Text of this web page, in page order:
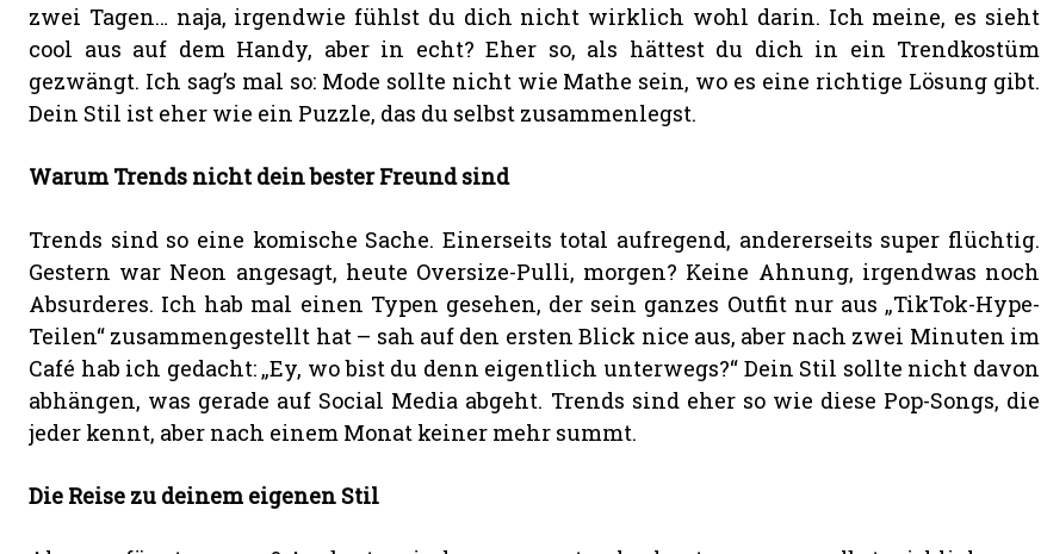
zwei Tagen… naja, irgendwie fühlst du dich nicht wirklich wohl darin. Ich meine, es sieht
cool aus auf dem Handy, aber in echt? Eher so, als hättest du dich in ein Trendkostüm
gezwängt. Ich sag’s mal so: Mode sollte nicht wie Mathe sein, wo es eine richtige Lösung gibt.
Dein Stil ist eher wie ein Puzzle, das du selbst zusammenlegst.
Warum Trends nicht dein bester Freund sind
Trends sind so eine komische Sache. Einerseits total aufregend, andererseits super flüchtig.
Gestern war Neon angesagt, heute Oversize-Pulli, morgen? Keine Ahnung, irgendwas noch
Absurderes. Ich hab mal einen Typen gesehen, der sein ganzes Outfit nur aus „TikTok-Hype-
Teilen“ zusammengestellt hat – sah auf den ersten Blick nice aus, aber nach zwei Minuten im
Café hab ich gedacht: „Ey, wo bist du denn eigentlich unterwegs?“ Dein Stil sollte nicht davon
abhängen, was gerade auf Social Media abgeht. Trends sind eher so wie diese Pop-Songs, die
jeder kennt, aber nach einem Monat keiner mehr summt.
Die Reise zu deinem eigenen Stil